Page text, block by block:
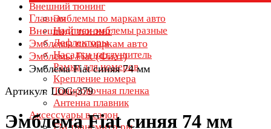
Внешний тюнинг
Эмблемы по маркам авто
Надписи эмблемы разные
Дефлекторы
Насадки на глушитель
Рамки для номеров
Крепление номера
Тонировочная пленка
Антенна плавник
Аксессуары в салон
Главная
Внешний тюнинг
Эмблемы по маркам авто
Эмблемы Fiat (Фиат)
Эмблема Fiat синяя 74 мм
Артикул: LOG-379
Эмблема Fiat синяя 74 мм